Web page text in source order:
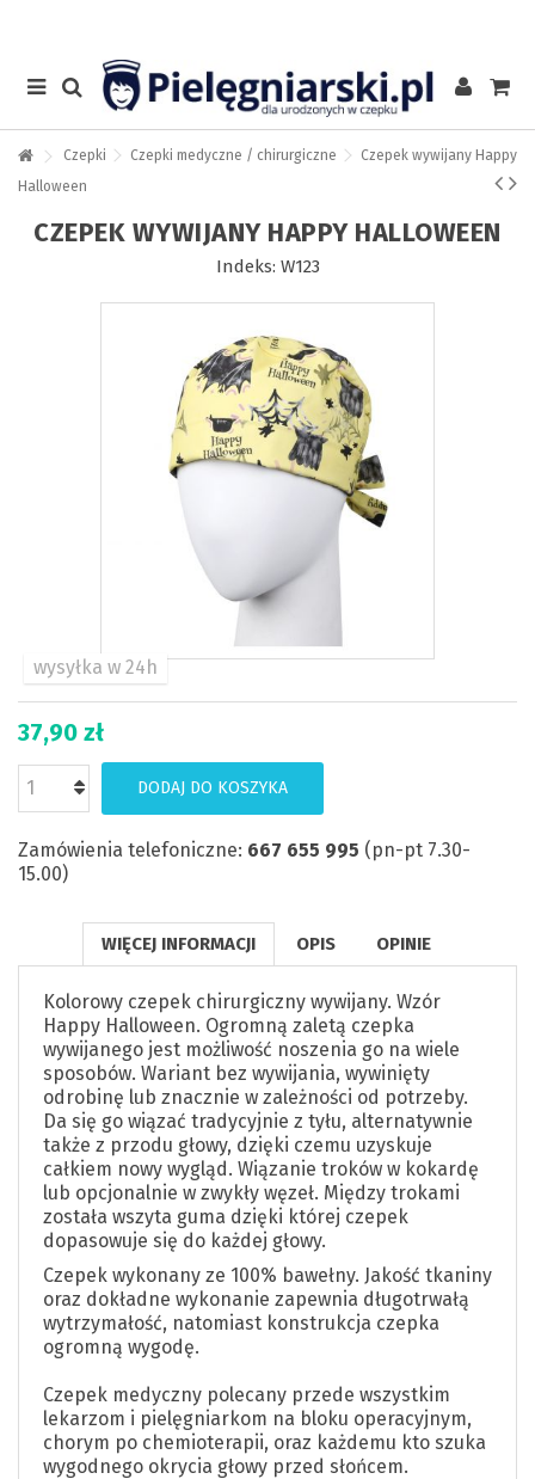
Czepki Czepki medyczne / chirurgiczne
Czepek wywijany Happy
Halloween
CZEPEK WYWIJANY HAPPY HALLOWEEN
Indeks: W123
wysyłka w 24h
37,90 zł
DODAJ DO KOSZYKA
Zamówienia telefoniczne: 667 655 995 (pn-pt 7.30-
15.00)
WIĘCEJ INFORMACJI OPIS OPINIE
Kolorowy czepek chirurgiczny wywijany. Wzór
Happy Halloween. Ogromną zaletą czepka
wywijanego jest możliwość noszenia go na wiele
sposobów. Wariant bez wywijania, wywinięty
odrobinę lub znacznie w zależności od potrzeby.
Da się go wiązać tradycyjnie z tyłu, alternatywnie
także z przodu głowy, dzięki czemu uzyskuje
całkiem nowy wygląd. Wiązanie troków w kokardę
lub opcjonalnie w zwykły węzeł. Między trokami
została wszyta guma dzięki której czepek
dopasowuje się do każdej głowy.
Czepek wykonany ze 100% bawełny. Jakość tkaniny
oraz dokładne wykonanie zapewnia długotrwałą
wytrzymałość, natomiast konstrukcja czepka
ogromną wygodę.
Czepek medyczny polecany przede wszystkim
lekarzom i pielęgniarkom na bloku operacyjnym,
chorym po chemioterapii, oraz każdemu kto szuka
wygodnego okrycia głowy przed słońcem.